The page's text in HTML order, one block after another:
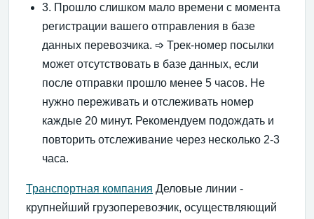
3. Прошло слишком мало времени с момента
регистрации вашего отправления в базе
данных перевозчика. ➩ Трек-номер посылки
может отсутствовать в базе данных, если
после отправки прошло менее 5 часов. Не
нужно переживать и отслеживать номер
каждые 20 минут. Рекомендуем подождать и
повторить отслеживание через несколько 2-3
часа.
Транспортная компания Деловые линии -
крупнейший грузоперевозчик, осуществляющий